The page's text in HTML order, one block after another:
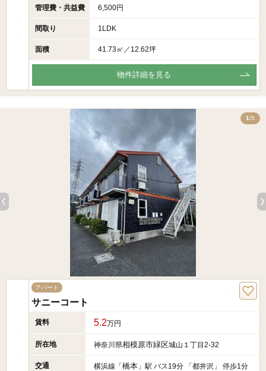
管理費・共益費 6,500円
間取り 1LDK
面積 41.73㎡／12.62坪
物件詳細を見る
1/5
アパート
サニーコート
賃料 5.2万円
所在地 神奈川県相模原市緑区城山１丁目2-32
交通 横浜線「 橋本 」駅 バス19分 「都井沢」 停歩1分